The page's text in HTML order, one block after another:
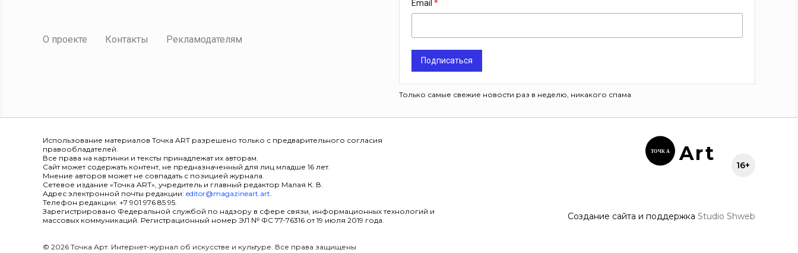
О проекте Контакты Рекламодателям
Email
Подписаться
Только самые свежие новости раз в неделю, никакого спама
Использование материалов Точка ART разрешено только с предварительного согласия
правообладателей.
Все права на картинки и тексты принадлежат их авторам.
Сайт может содержать контент, не предназначенный для лиц младше 16 лет.
Мнение авторов может не совпадать с позицией журнала.
Сетевое издание «Точка ART», учредитель и главный редактор Малая К. В.
Адрес электронной почты редакции: editor@magazineart.art.
Телефон редакции: +7 901 976 85 95.
Зарегистрировано Федеральной службой по надзору в сфере связи, информационных технологий и
массовых коммуникаций. Регистрационный номер ЭЛ № ФС 77-76316 от 19 июля 2019 года.
© 2026 Точка Арт. Интернет-журнал об искусстве и культуре. Все права защищены
ТОЧК А Art
16+
Создание сайта и поддержка Studio Shweb